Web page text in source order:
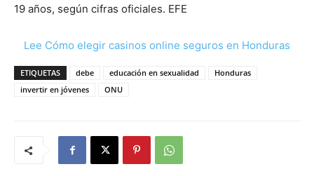
19 años, según cifras oficiales. EFE
Lee Cómo elegir casinos online seguros en Honduras
ETIQUETAS debe educación en sexualidad
Honduras
invertir en jóvenes
ONU